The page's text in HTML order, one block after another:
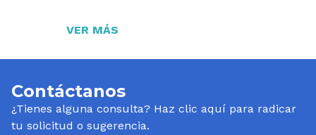
VER MÁS
Contáctanos
¿Tienes alguna consulta? Haz clic aquí para radicar
tu solicitud o sugerencia.